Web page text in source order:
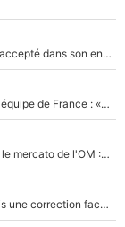
Voilà le seul homme politique que Zinedine Zidane a accepté dans son entourage : «Je garde un très bon souvenir de lui»
Franck Ribéry a osé s'attaquer à Zinedine Zidane en équipe de France : «Je n'aurais jamais fait ça»
Medina, Rulli, Paixao... ça part dans tous les sens sur le mercato de l'OM : Frank McCourt va enfin récupérer l'argent qu'il attend ?
Sans Ousmane Dembélé et Désiré Doué, le PSG a pris une correction face à Majorque : Luis Enrique attend avec impatience des renforts !